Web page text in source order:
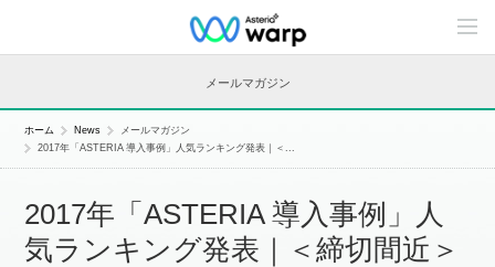
C
n
n
メールマガジン
ホーム News
メールマガジン
2017年「ASTERIA 導入事例」人気ランキング発表｜＜...
2017年「ASTERIA 導入事例」人
気ランキング発表｜＜締切間近＞